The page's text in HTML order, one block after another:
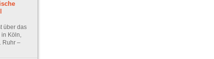
über das
Köln,
Ruhr –